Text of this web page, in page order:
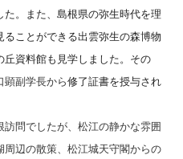
。また、島根県の弥生時代を理
ことができる出雲弥生の森博物
資料館も見学しました。その
顕副学長から修了証書を授与され
問でしたが、松江の静かな雰囲
辺の散策、松江城天守閣からの